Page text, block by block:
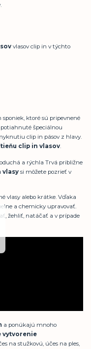
vlasov clip in v týchto
sponiek, ktoré sú pripevnené
potiahnuté špeciálnou
clip in pásov z hlavy.
clip in vlasov.
a rýchla Trvá približne
vlasy si môžete pozrieť v
vlasy alebo krátke. Vďaka
a chemicky upravovať.
žehliť, natáčať a v prípade
a ponúkajú mnoho
vytvorenie
na stužkovú, účes na ples,